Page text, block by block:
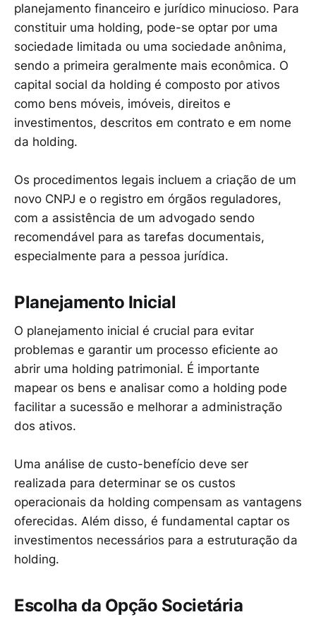
planejamento financeiro e jurídico minucioso. Para
constituir uma holding, pode-se optar por uma
sociedade limitada ou uma sociedade anônima,
sendo a primeira geralmente mais econômica. O
capital social da holding é composto por ativos
como bens móveis, imóveis, direitos e
investimentos, descritos em contrato e em nome
da holding.
Os procedimentos legais incluem a criação de um
novo CNPJ e o registro em órgãos reguladores,
com a assistência de um advogado sendo
recomendável para as tarefas documentais,
especialmente para a pessoa jurídica.
Planejamento Inicial
O planejamento inicial é crucial para evitar
problemas e garantir um processo eficiente ao
abrir uma holding patrimonial. É importante
mapear os bens e analisar como a holding pode
facilitar a sucessão e melhorar a administração
dos ativos.
Uma análise de custo-benefício deve ser
realizada para determinar se os custos
operacionais da holding compensam as vantagens
oferecidas. Além disso, é fundamental captar os
investimentos necessários para a estruturação da
holding.
Escolha da Opção Societária